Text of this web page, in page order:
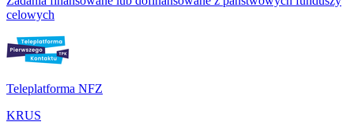
celowych
Teleplatforma NFZ
KRUS